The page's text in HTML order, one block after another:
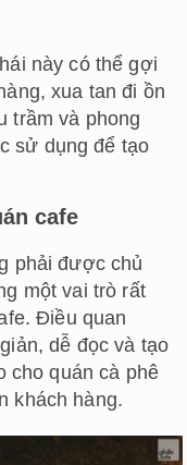
này có thể gợi
xua tan đi ồn
trầm và phong
sử dụng để tạo
cafe
phải được chủ
một vai trò rất
Điều quan
dễ đọc và tạo
cho quán cà phê
khách hàng.